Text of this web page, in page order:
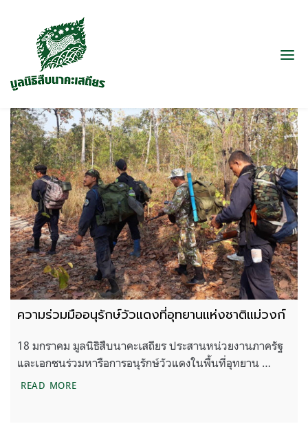
ความร่วมมืออนุรักษ์วัวแดงที่อุทยานแห่งชาติแม่วงก์
18 มกราคม มูลนิธิสืบนาคะเสถียร ประสานหน่วยงานภาครัฐ
และเอกชนร่วมหารือการอนุรักษ์วัวแดงในพื้นที่อุทยาน …
READ MOREความร่วมมืออนุรักษ์วัวแดงที่อุทยานแห่งชาติแม่วงก์